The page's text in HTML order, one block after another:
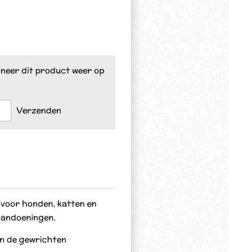
dit product weer op
Verzenden
honden, katten en
de gewrichten